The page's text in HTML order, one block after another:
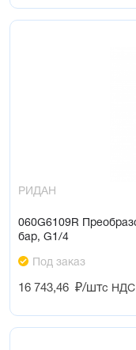
РИДАН
060G6109R
бар, G1/4
Под заказ
16 743,46 ₽/штс НДС